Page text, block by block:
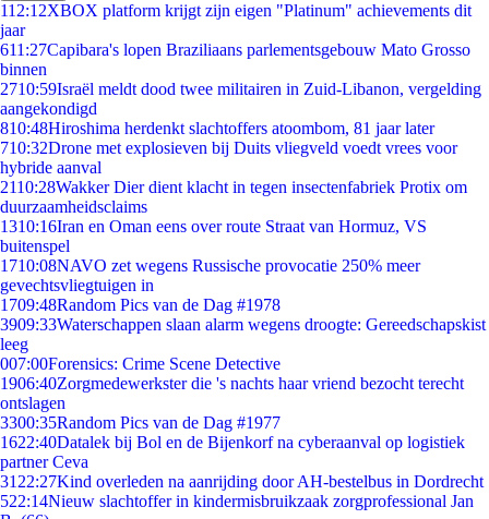
112:12XBOX platform krijgt zijn eigen "Platinum" achievements dit
jaar
611:27Capibara's lopen Braziliaans parlementsgebouw Mato Grosso
binnen
2710:59Israël meldt dood twee militairen in Zuid-Libanon, vergelding
aangekondigd
810:48Hiroshima herdenkt slachtoffers atoombom, 81 jaar later
710:32Drone met explosieven bij Duits vliegveld voedt vrees voor
hybride aanval
2110:28Wakker Dier dient klacht in tegen insectenfabriek Protix om
duurzaamheidsclaims
1310:16Iran en Oman eens over route Straat van Hormuz, VS
buitenspel
1710:08NAVO zet wegens Russische provocatie 250% meer
gevechtsvliegtuigen in
1709:48Random Pics van de Dag #1978
3909:33Waterschappen slaan alarm wegens droogte: Gereedschapskist
leeg
007:00Forensics: Crime Scene Detective
1906:40Zorgmedewerkster die 's nachts haar vriend bezocht terecht
ontslagen
3300:35Random Pics van de Dag #1977
1622:40Datalek bij Bol en de Bijenkorf na cyberaanval op logistiek
partner Ceva
31 22:27Kind overleden na aanrijding door AH-bestelbus in Dordrecht
522:14Nieuw slachtoffer in kindermisbruikzaak zorgprofessional Jan